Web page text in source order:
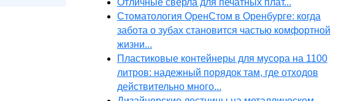
Отличные сверла для печатных плат...
Стоматология ОренСтом в Оренбурге: когда
забота о зубах становится частью комфортной
жизни...
Пластиковые контейнеры для мусора на 1100
литров: надежный порядок там, где отходов
действительно много...